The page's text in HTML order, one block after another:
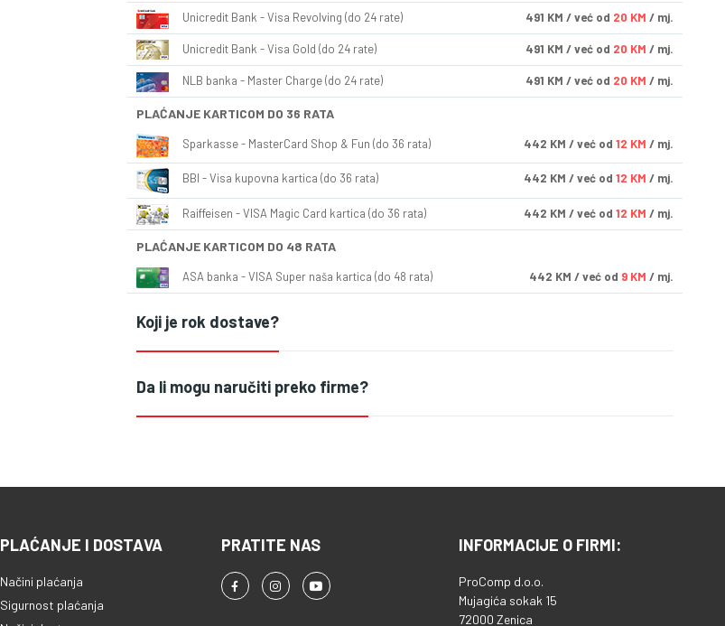
Unicredit Bank - Visa Revolving (do 24 rate) 491 KM / već od 20 KM / mj.
Unicredit Bank - Visa Gold (do 24 rate) 491 KM / već od 20 KM / mj.
NLB banka - Master Charge (do 24 rate) 491 KM / već od 20 KM / mj.
PLAĆANJE KARTICOM DO 36 RATA
Sparkasse - MasterCard Shop & Fun (do 36 rata) 442 KM / već od 12 KM / mj.
BBI - Visa kupovna kartica (do 36 rata) 442 KM / već od 12 KM / mj.
Raiffeisen - VISA Magic Card kartica (do 36 rata) 442 KM / već od 12 KM / mj.
PLAĆANJE KARTICOM DO 48 RATA
ASA banka - VISA Super naša kartica (do 48 rata) 442 KM / već od 9 KM / mj.
Koji je rok dostave?
Da li mogu naručiti preko firme?
PLAĆANJE I DOSTAVA
Načini plaćanja
Sigurnost plaćanja
PRATITE NAS INFORMACIJE O FIRMI:
ProComp d.o.o.
Mujagića sokak 15
72000 Zenica